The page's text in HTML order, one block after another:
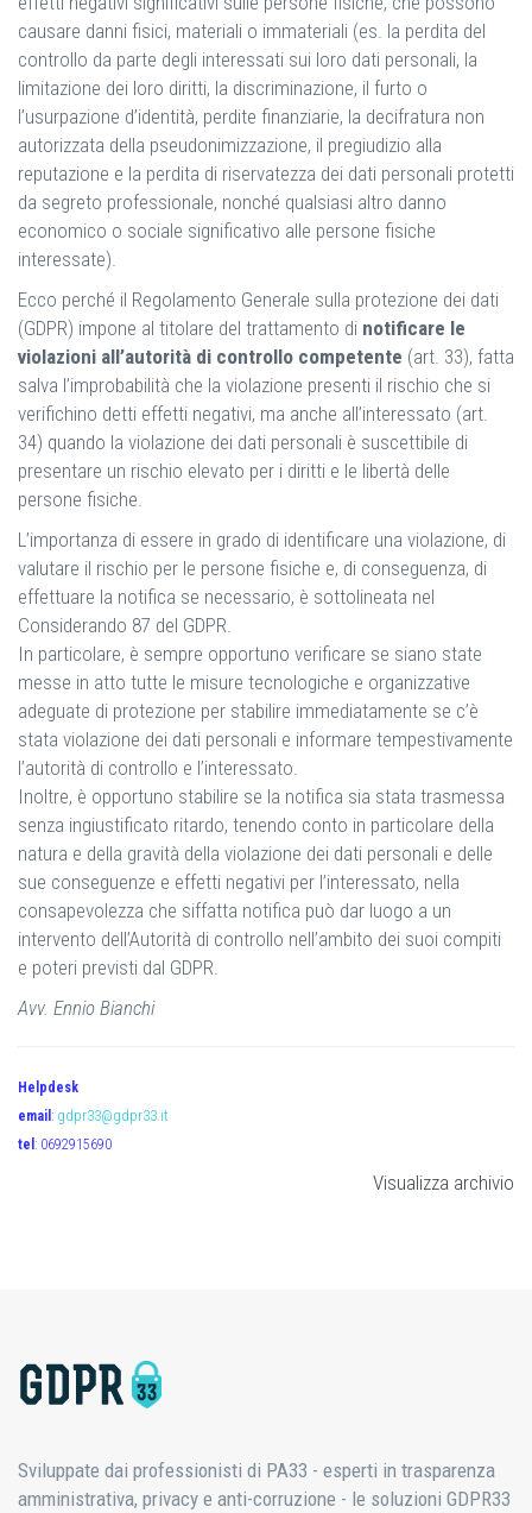
causare danni fisici, materiali o immateriali (es. la perdita del
controllo da parte degli interessati sui loro dati personali, la
limitazione dei loro diritti, la discriminazione, il furto o
l’usurpazione d’identità, perdite finanziarie, la decifratura non
autorizzata della pseudonimizzazione, il pregiudizio alla
reputazione e la perdita di riservatezza dei dati personali protetti
da segreto professionale, nonché qualsiasi altro danno
economico o sociale significativo alle persone fisiche
interessate).
Ecco perché il Regolamento Generale sulla protezione dei dati
(GDPR) impone al titolare del trattamento di notificare le
violazioni all’autorità di controllo competente (art. 33), fatta
salva l’improbabilità che la violazione presenti il rischio che si
verifichino detti effetti negativi, ma anche all’interessato (art.
34) quando la violazione dei dati personali è suscettibile di
presentare un rischio elevato per i diritti e le libertà delle
persone fisiche.
L’importanza di essere in grado di identificare una violazione, di
valutare il rischio per le persone fisiche e, di conseguenza, di
effettuare la notifica se necessario, è sottolineata nel
Considerando 87 del GDPR.
In particolare, è sempre opportuno verificare se siano state
messe in atto tutte le misure tecnologiche e organizzative
adeguate di protezione per stabilire immediatamente se c’è
stata violazione dei dati personali e informare tempestivamente
l’autorità di controllo e l’interessato.
Inoltre, è opportuno stabilire se la notifica sia stata trasmessa
senza ingiustificato ritardo, tenendo conto in particolare della
natura e della gravità della violazione dei dati personali e delle
sue conseguenze e effetti negativi per l’interessato, nella
consapevolezza che siffatta notifica può dar luogo a un
intervento dell’Autorità di controllo nell’ambito dei suoi compiti
e poteri previsti dal GDPR.
Avv. Ennio Bianchi
Helpdesk
email : gdpr33@gdpr33.it
tel : 0692915690
Visualizza archivio
Sviluppate dai professionisti di PA33 - esperti in trasparenza
amministrativa, privacy e anti-corruzione - le soluzioni GDPR33